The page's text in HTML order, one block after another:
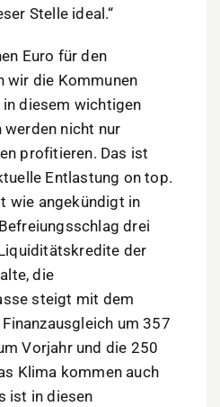
Stelle ideal.“
Euro für den
wir die Kommunen
diesem wichtigen
nicht nur
profitieren. Das ist
Entlastung on top.
wie angekündigt in
drei
der
die
steigt mit dem
um 357
Vorjahr und die 250
Klima kommen auch
ist in diesen